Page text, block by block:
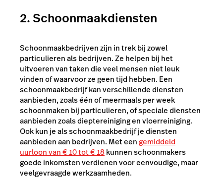
2. Schoonmaakdiensten
Schoonmaakbedrijvenzijn in trek bij zowel
particulieren als bedrijven. Ze helpen bij het
uitvoeren van taken die veel mensen niet leuk
vinden of waarvoor ze geen tijd hebben. Een
schoonmaakbedrijf kan verschillende diensten
aanbieden, zoals één of meermaals per week
schoonmaken bij particulieren, of speciale diensten
aanbieden zoals dieptereiniging en vloerreiniging.
Ook kun je als schoonmaakbedrijf je diensten
aanbieden aan bedrijven. Met een gemiddeld
uurloon van € 10 tot € 18kunnen schoonmakers
goede inkomsten verdienen voor eenvoudige, maar
veelgevraagde werkzaamheden.